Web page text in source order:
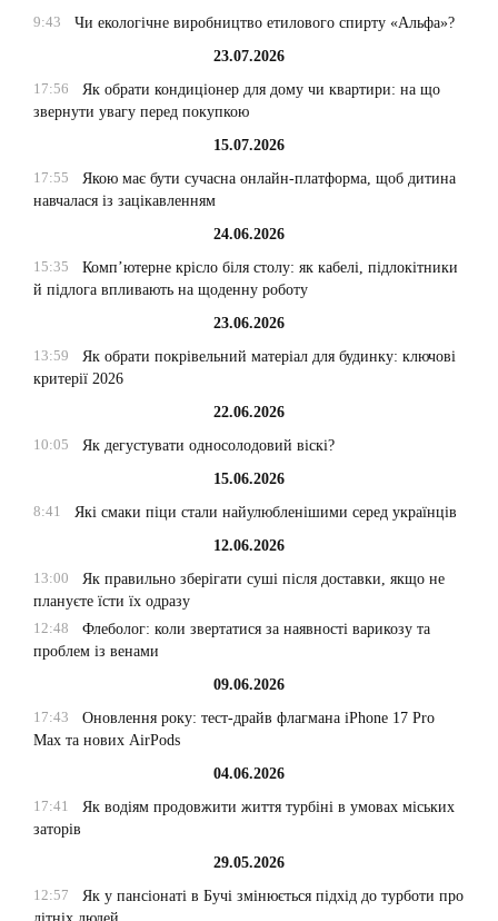
9:43
Чи екологічне виробництво етилового спирту «Альфа»?
23.07.2026
17:56
Як обрати кондиціонер для дому чи квартири: на що
звернути увагу перед покупкою
15.07.2026
17:55
Якою має бути сучасна онлайн-платформа, щоб дитина
навчалася із зацікавленням
24.06.2026
15:35
Комп’ютерне крісло біля столу: як кабелі, підлокітники
й підлога впливають на щоденну роботу
23.06.2026
13:59
Як обрати покрівельний матеріал для будинку: ключові
критерії 2026
22.06.2026
10:05
Як дегустувати односолодовий віскі?
15.06.2026
8:41
Які смаки піци стали найулюбленішими серед українців
12.06.2026
13:00
Як правильно зберігати суші після доставки, якщо не
плануєте їсти їх одразу
12:48
Флеболог: коли звертатися за наявності варикозу та
проблем із венами
09.06.2026
17:43
Оновлення року: тест-драйв флагмана iPhone 17 Pro
Max та нових AirPods
04.06.2026
17:41
Як водіям продовжити життя турбіні в умовах міських
заторів
29.05.2026
12:57
Як у пансіонаті в Бучі змінюється підхід до турботи про